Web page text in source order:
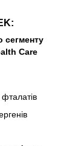
сегменту
Care